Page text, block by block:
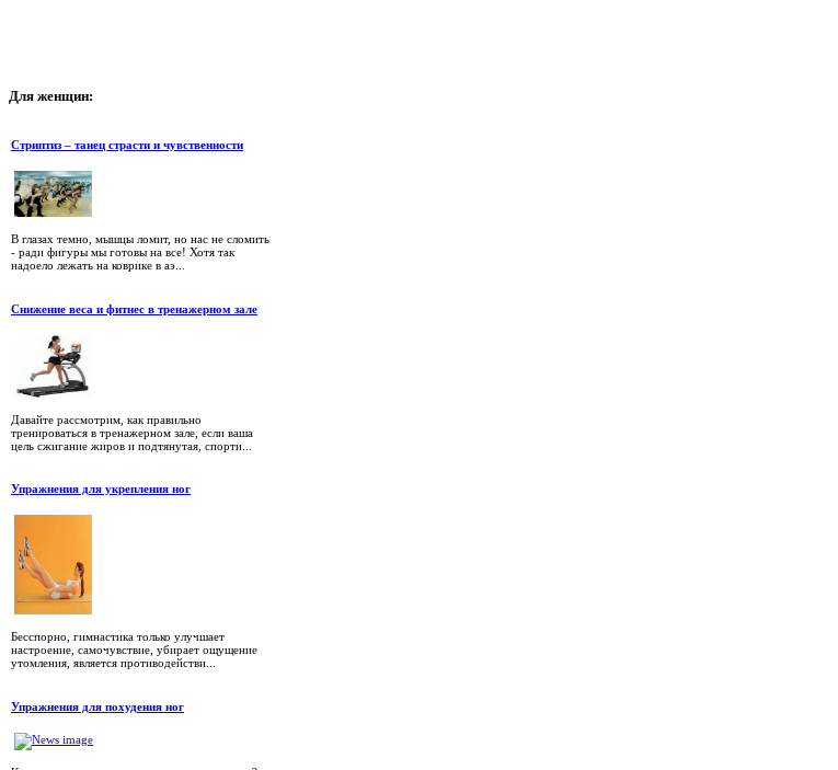
Для женщин:
Стриптиз – танец страсти и чувственности
В глазах темно, мышцы ломит, но нас не сломить
- ради фигуры мы готовы на все! Хотя так
надоело лежать на коврике в аэ...
Снижение веса и фитнес в тренажерном зале
Давайте рассмотрим, как правильно
тренироваться в тренажерном зале, если ваша
цель сжигание жиров и подтянутая, спорти...
Упражнения для укрепления ног
Бесспорно, гимнастика только улучшает
настроение, самочувствие, убирает ощущение
утомления, является противодействи...
Упражнения для похудения ног